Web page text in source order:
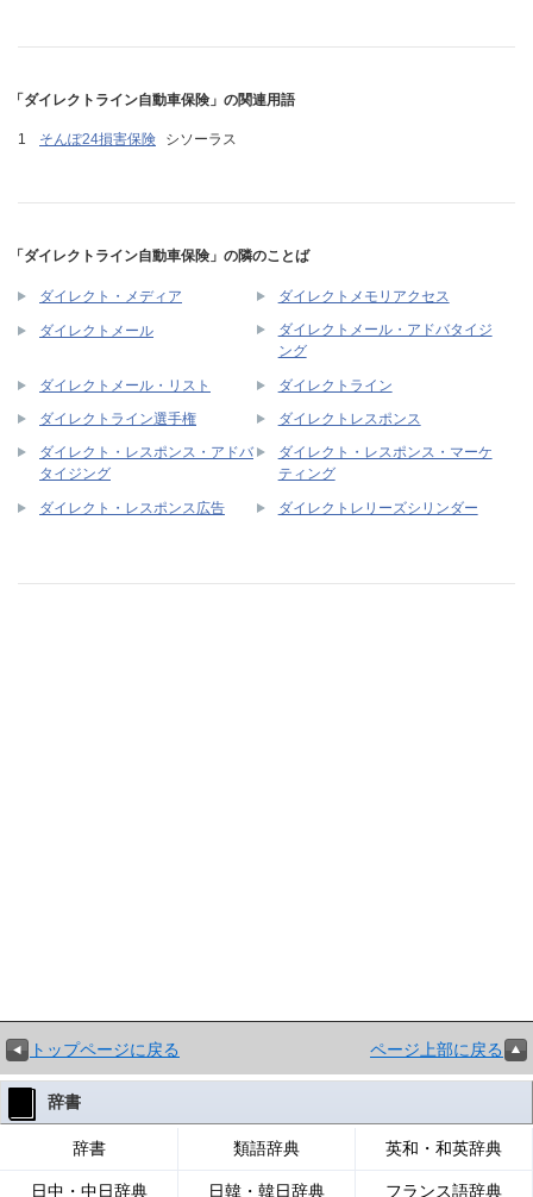
「ダイレクトライン自動車保険」の関連用語
そんぽ24損害保険 シソーラス
「ダイレクトライン自動車保険」の隣のことば
ダイレクト・メディア ダイレクトメモリアクセス
ダイレクトメール
ダイレクトメール・アドバタイジ
ング
ダイレクトメール・リスト ダイレクトライン
ダイレクトライン選手権
ダイレクトレスポンス
ダイレクト・レスポンス・アドバ
タイジング
ダイレクト・レスポンス・マーケ
ティング
ダイレクト・レスポンス広告 ダイレクトレリーズシリンダー
トップページに戻る ページ上部に戻る
辞書
辞書 類語辞典 英和・和英辞典
日中・中日辞典 日韓・韓日辞典 フランス語辞典